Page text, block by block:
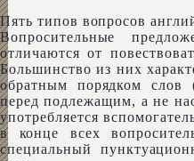
Пять типов вопросов
Вопросительные
отличаются от
Большинство из них
обратным порядком слов
перед подлежащим, а не
употребляется
в конце всех
специальный